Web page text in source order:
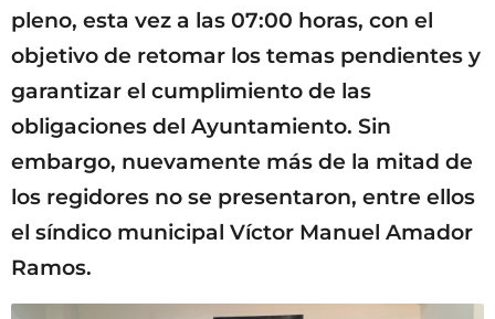
pleno, esta vez a las 07:00 horas, con el
objetivo de retomar los temas pendientes y
garantizar el cumplimiento de las
obligaciones del Ayuntamiento. Sin
embargo, nuevamente más de la mitad de
los regidores no se presentaron, entre ellos
el síndico municipal Víctor Manuel Amador
Ramos.